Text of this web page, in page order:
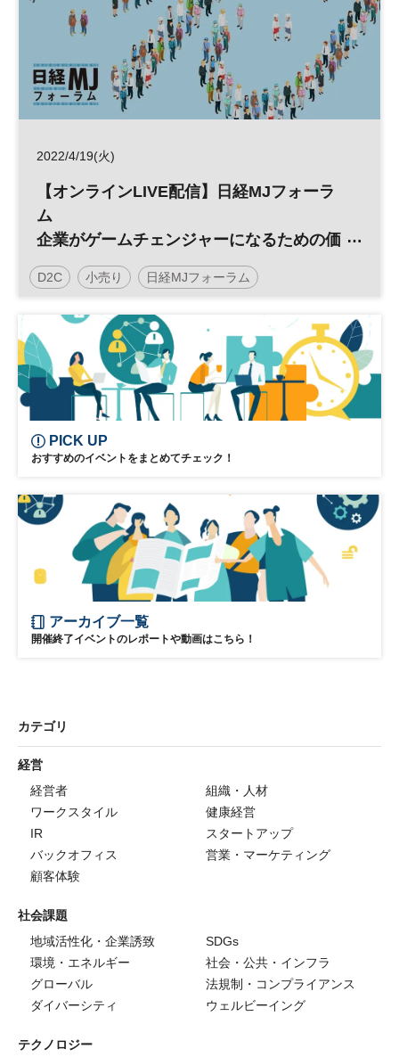
2022/4/19(火)
【オンラインLIVE配信】日経MJフォーラ
ム
企業がゲームチェンジャーになるための価
値提案の再考 ～競争優位性を高めるための
顧客接点戦略とは～
D2C 小売り 日経MJフォーラム
デジタルトランスフォーメーション DX
PICK UP
おすすめのイベントをまとめてチェック！
アーカイブ一覧
開催終了イベントのレポートや動画はこちら！
カテゴリ
経営
経営者
組織・人材
ワークスタイル
健康経営
IR
スタートアップ
バックオフィス
営業・マーケティング
顧客体験
社会課題
地域活性化・企業誘致
SDGs
環境・エネルギー
社会・公共・インフラ
グローバル
法規制・コンプライアンス
ダイバーシティ
ウェルビーイング
テクノロジー